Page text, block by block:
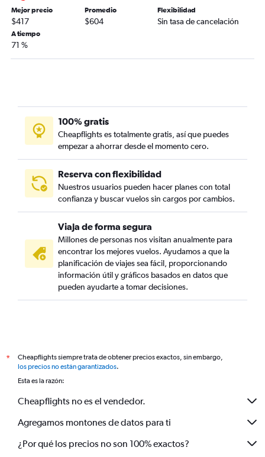
Mejor precio
$417
Promedio
$604
Flexibilidad
Sin tasa de cancelación
A tiempo
71 %
100% gratis
Cheapflights es totalmente gratis, así que puedes
empezar a ahorrar desde el momento cero.
Reserva con flexibilidad
Nuestros usuarios pueden hacer planes con total
confianza y buscar vuelos sin cargos por cambios.
Viaja de forma segura
Millones de personas nos visitan anualmente para
encontrar los mejores vuelos. Ayudamos a que la
planificación de viajes sea fácil, proporcionando
información útil y gráficos basados en datos que
pueden ayudarte a tomar decisiones.
*
Cheapflights siempre trata de obtener precios exactos, sin embargo,
los precios no están garantizados.
Esta es la razón:
Cheapflights no es el vendedor.
Agregamos montones de datos para ti
¿Por qué los precios no son 100% exactos?